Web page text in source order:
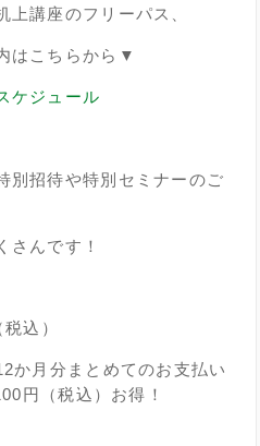
講座のフリーパス、
はこちらから▼
ケジュール
別招待や特別セミナーのご
さんです！
込）
か月分まとめてのお支払い
円（税込）お得！